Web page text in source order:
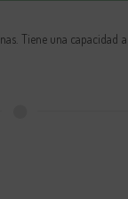
Tiene una